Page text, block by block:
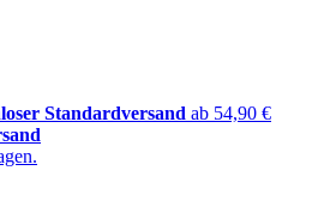
Standardversand ab 54,90 €